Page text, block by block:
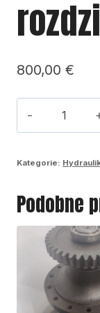
800,00 €
Pompa
pvg160
Kategorie:
Podobne